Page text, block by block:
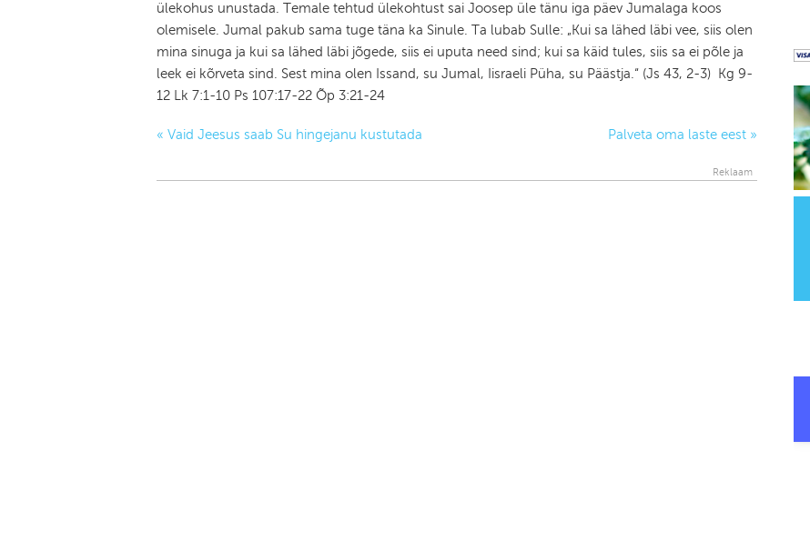
ülekohus unustada. Temale tehtud ülekohtust sai Joosep üle tänu iga päev Jumalaga koos
olemisele. Jumal pakub sama tuge täna ka Sinule. Ta lubab Sulle: „Kui sa lähed läbi vee, siis olen
mina sinuga ja kui sa lähed läbi jõgede, siis ei uputa need sind; kui sa käid tules, siis sa ei põle ja
leek ei kõrveta sind. Sest mina olen Issand, su Jumal, Iisraeli Püha, su Päästja.“ (Js 43, 2-3) Kg 9-
12 Lk 7:1-10 Ps 107:17-22 Õp 3:21-24
« Vaid Jeesus saab Su hingejanu kustutada Palveta oma laste eest »
Reklaam